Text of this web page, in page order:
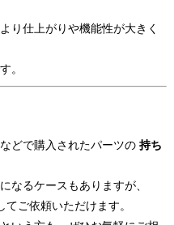
り仕上がりや機能性が大きく
。
どで購入されたパーツの 持ち
なるケースもありますが、
てご依頼いただけます。